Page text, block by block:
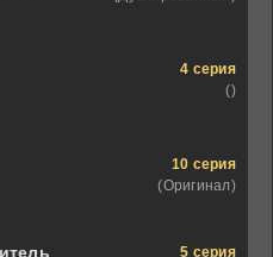
4 серия
()
10 серия
(Оригинал)
5 серия